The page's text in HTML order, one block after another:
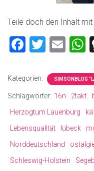
Teile doch den Inhalt
F
ce
b
o
ok
T
tt
er
E
ai
s
p
p
Kategorien: SIMSONBLOG
Schlagwörter: 16n 2takt
Herzogtum Lauenburg
Lebensqualität
lübeck
Norddeutschland
Schleswig-Holstein